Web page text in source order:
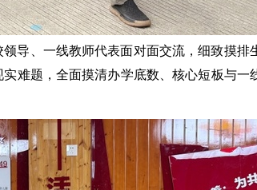
导、一线教师代表面对面交流，细致摸排
难题，全面摸清办学底数、核心短板与